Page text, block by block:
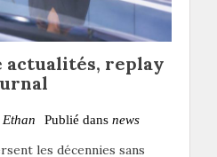
actualités, replay
Ethan Publié dans news
les décennies sans